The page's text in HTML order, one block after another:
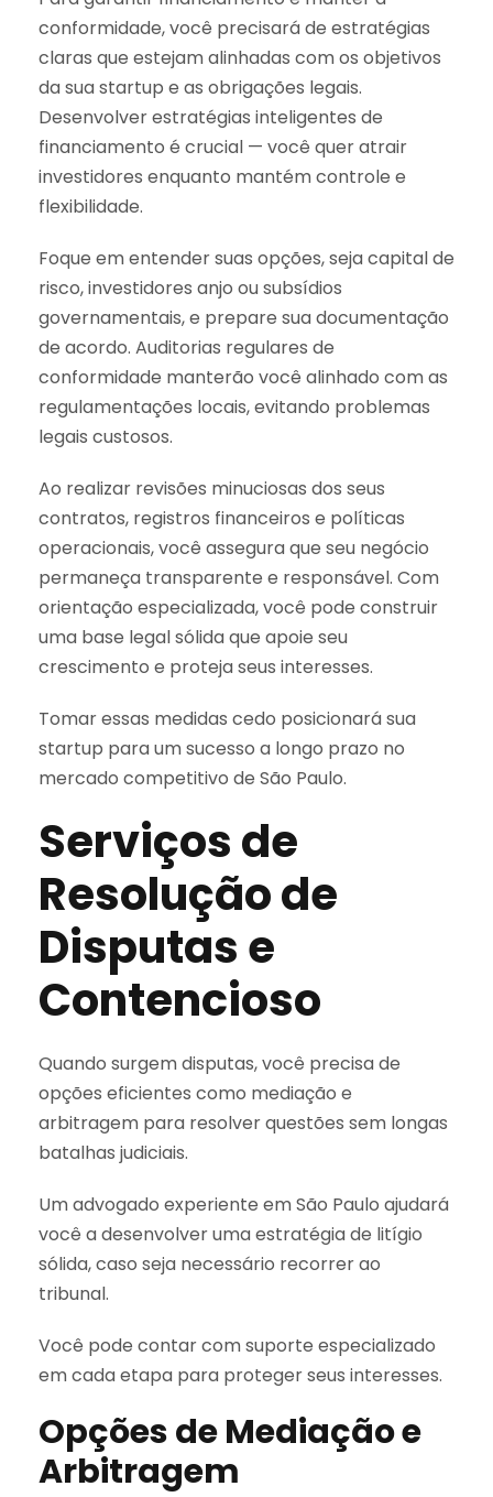
conformidade, você precisará de estratégias
claras que estejam alinhadas com os objetivos
da sua startup e as obrigações legais.
Desenvolver estratégias inteligentes de
financiamento é crucial — você quer atrair
investidores enquanto mantém controle e
flexibilidade.
Foque em entender suas opções, seja capital de
risco, investidores anjo ou subsídios
governamentais, e prepare sua documentação
de acordo. Auditorias regulares de
conformidade manterão você alinhado com as
regulamentações locais, evitando problemas
legais custosos.
Ao realizar revisões minuciosas dos seus
contratos, registros financeiros e políticas
operacionais, você assegura que seu negócio
permaneça transparente e responsável. Com
orientação especializada, você pode construir
uma base legal sólida que apoie seu
crescimento e proteja seus interesses.
Tomar essas medidas cedo posicionará sua
startup para um sucesso a longo prazo no
mercado competitivo de São Paulo.
Serviços de
Resolução de
Disputas e
Contencioso
Quando surgem disputas, você precisa de
opções eficientes como mediação e
arbitragem para resolver questões sem longas
batalhas judiciais.
Um advogado experiente em São Paulo ajudará
você a desenvolver uma estratégia de litígio
sólida, caso seja necessário recorrer ao
tribunal.
Você pode contar com suporte especializado
em cada etapa para proteger seus interesses.
Opções de Mediação e
Arbitragem